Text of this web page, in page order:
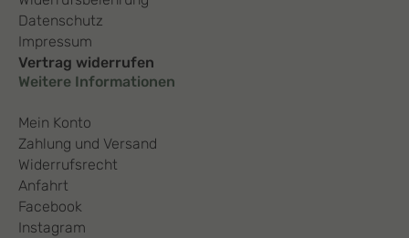
Datenschutz
Impressum
Vertrag widerrufen
Weitere Informationen
Mein Konto
Zahlung und Versand
Widerrufsrecht
Anfahrt
Facebook
Instagram